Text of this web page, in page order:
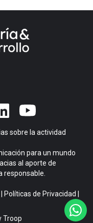
sobre la actividad
para un mundo
al aporte de
Políticas de Privacidad
Troop